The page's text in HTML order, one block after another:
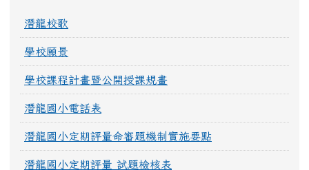
潛龍校歌
學校願景
學校課程計畫暨公開授課規畫
潛龍國小電話表
潛龍國小定期評量命審題機制實施要點
潛龍國小定期評量 試題檢核表